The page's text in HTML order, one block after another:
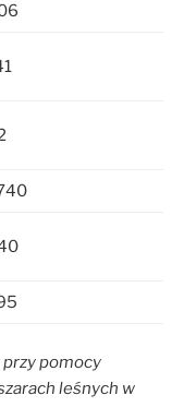
pomocy
leśnych w